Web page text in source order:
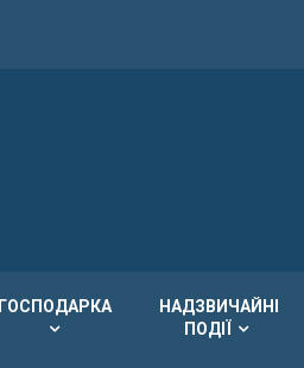
ГОСПОДАРКА
НАДЗВИЧАЙНІ
ПОДІЇ